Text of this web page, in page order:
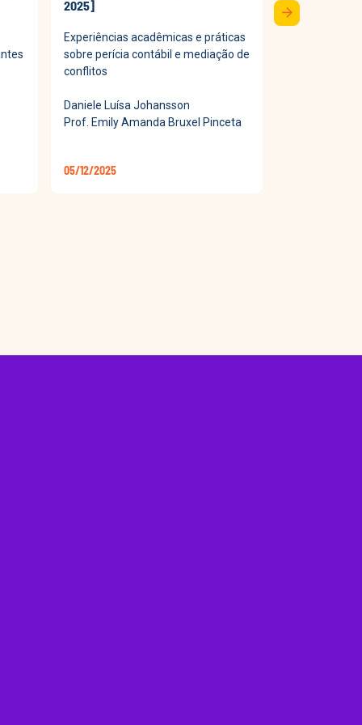
2025]
Experiências acadêmicas e práticas
sobre perícia contábil e mediação de
conflitos
Daniele Luísa Johansson
Prof. Emily Amanda Bruxel Pinceta
05/12/2025
2025]
arrow_forward